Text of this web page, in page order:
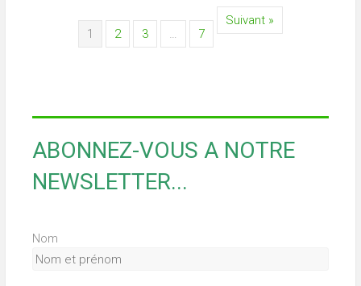
1 2 3 … 7
Suivant »
ABONNEZ-VOUS A NOTRE
NEWSLETTER...
Nom